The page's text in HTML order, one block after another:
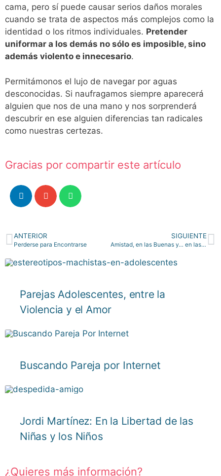
cama, pero sí puede causar serios daños morales
cuando se trata de aspectos más complejos como la
identidad o los ritmos individuales. Pretender
uniformar a los demás no sólo es imposible, sino
además violento e innecesario.
Permitámonos el lujo de navegar por aguas
desconocidas. Si naufragamos siempre aparecerá
alguien que nos de una mano y nos sorprenderá
descubrir en ese alguien diferencias tan radicales
como nuestras certezas.
Gracias por compartir este artículo
ANTERIOR
Perderse para Encontrarse
SIGUIENTE
Amistad, en las Buenas y… en las Malas
Parejas Adolescentes, entre la
Violencia y el Amor
Buscando Pareja por Internet
Jordi Martínez: En la Libertad de las
Niñas y los Niños
¿Quieres más información?